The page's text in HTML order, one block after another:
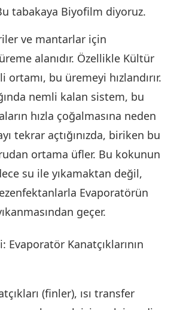
tabakaya Biyofilm diyoruz.
ve mantarlar için
alanıdır. Özellikle Kültür
bu üremeyi hızlandırır.
nemli kalan sistem, bu
hızla çoğalmasına neden
tekrar açtığınızda, biriken bu
ortama üfler. Bu kokunun
su ile yıkamaktan değil,
Evaporatörün
geçer.
Evaporatör Kanatçıklarının
(finler), ısı transfer